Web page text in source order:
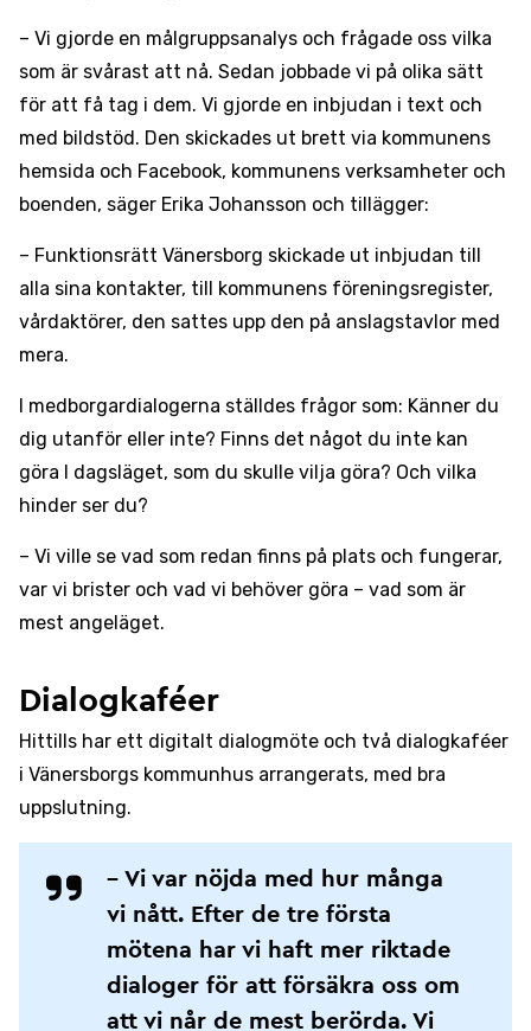
– Vi gjorde en målgruppsanalys och frågade oss vilka
som är svårast att nå. Sedan jobbade vi på olika sätt
för att få tag i dem. Vi gjorde en inbjudan i text och
med bildstöd. Den skickades ut brett via kommunens
hemsida och Facebook, kommunens verksamheter och
boenden, säger Erika Johansson och tillägger:
– Funktionsrätt Vänersborg skickade ut inbjudan till
alla sina kontakter, till kommunens föreningsregister,
vårdaktörer, den sattes upp den på anslagstavlor med
mera.
I medborgardialogerna ställdes frågor som: Känner du
dig utanför eller inte? Finns det något du inte kan
göra I dagsläget, som du skulle vilja göra? Och vilka
hinder ser du?
– Vi ville se vad som redan finns på plats och fungerar,
var vi brister och vad vi behöver göra – vad som är
mest angeläget.
Dialogkaféer
Hittills har ett digitalt dialogmöte och två dialogkaféer
i Vänersborgs kommunhus arrangerats, med bra
uppslutning.
– Vi var nöjda med hur många
vi nått. Efter de tre första
mötena har vi haft mer riktade
dialoger för att försäkra oss om
att vi når de mest berörda. Vi